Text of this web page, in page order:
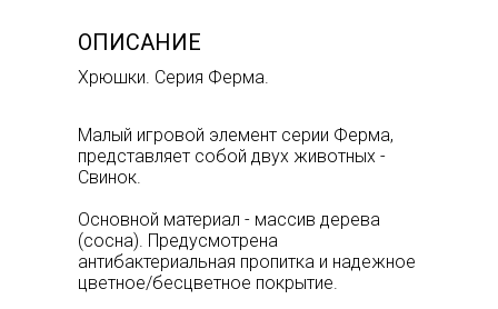
ОПИСАНИЕ
Хрюшки. Серия Ферма.
Малый игровой элемент серии Ферма,
представляет собой двух животных -
Свинок.
Основной материал - массив дерева
(сосна). Предусмотрена
антибактериальная пропитка и надежное
цветное/бесцветное покрытие.